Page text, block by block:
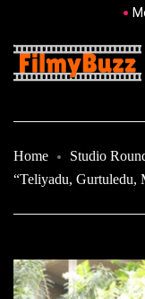
Home
Studio
“Teliyadu, Gurtuledu,